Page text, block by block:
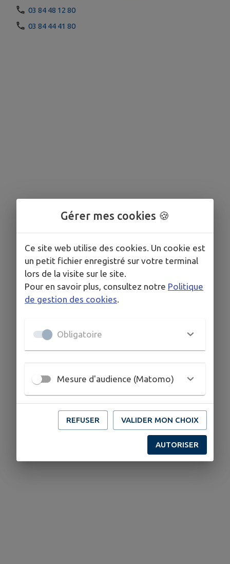
03 84 48 12 80
03 84 44 41 80
Gérer mes cookies 🍪
Ce site web utilise des cookies. Un cookie est
un petit fichier enregistré sur votre terminal
lors de la visite sur le site.
Pour en savoir plus, consultez notre Politique
de gestion des cookies
Obligatoire
Mesure d'audience (Matomo)
REFUSER VALIDER MON CHOIX
AUTORISER